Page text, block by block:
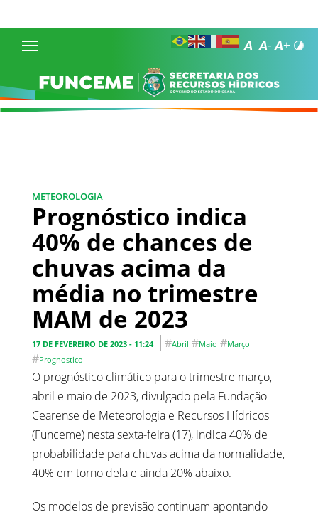
METEOROLOGIA
Prognóstico indica
40% de chances de
chuvas acima da
média no trimestre
MAM de 2023
17 DE FEVEREIRO DE 2023 - 11:24 #Abril #Maio #Março
#Prognostico
O prognóstico climático para o trimestre março,
abril e maio de 2023, divulgado pela Fundação
Cearense de Meteorologia e Recursos Hídricos
(Funceme) nesta sexta-feira (17), indica 40% de
probabilidade para chuvas acima da normalidade,
40% em torno dela e ainda 20% abaixo.
Os modelos de previsão continuam apontando